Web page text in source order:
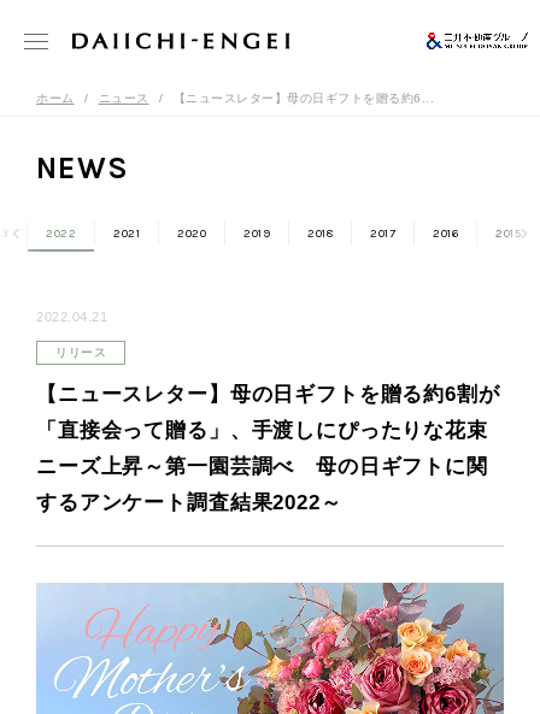
ホーム ニュース 【ニュースレター】母の日ギフトを贈る約6...
NEWS
2022 2021 2020 2019 2018 2017 2016 2015
2022.04.21
リリース
【ニュースレター】母の日ギフトを贈る約6割が
「直接会って贈る」、手渡しにぴったりな花束
ニーズ上昇～第一園芸調べ 母の日ギフトに関
するアンケート調査結果2022～